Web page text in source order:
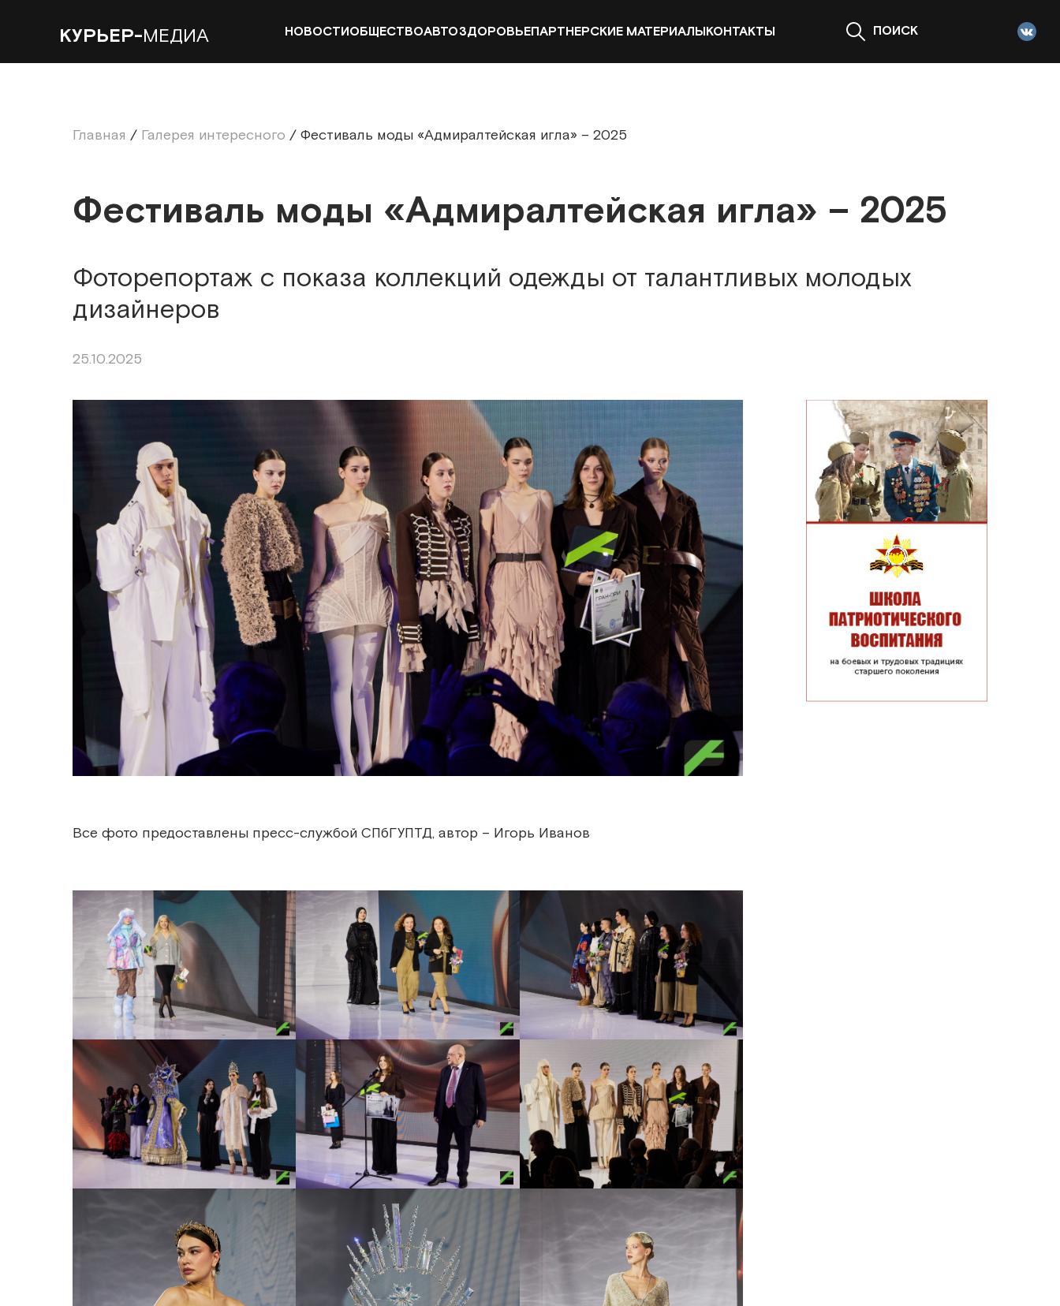
КУРЬЕР-МЕДИА НОВОСТИОБЩЕСТВОАВТОЗДОРОВЬЕПАРТНЕРСКИЕ МАТЕРИАЛЫКОНТАКТЫ ПОИСК
Главная / Галерея интересного / Фестиваль моды «Адмиралтейская игла» – 2025
Фестиваль моды «Адмиралтейская игла» – 2025
Фоторепортаж с показа коллекций одежды от талантливых молодых
дизайнеров
25.10.2025
Все фото предоставлены пресс-службой СПбГУПТД, автор – Игорь Иванов